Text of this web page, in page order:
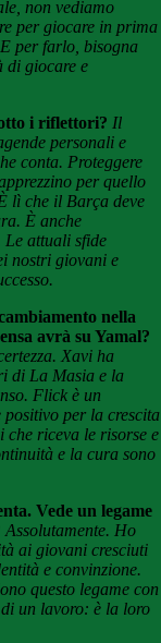
non vediamo
per giocare in prima
per farlo, bisogna
di giocare e
i riflettori? Il
personali e
conta. Proteggere
per quello
lì che il Barça deve
È anche
Le attuali sfide
nostri giovani e
nella
avrà su Yamal?
Xavi ha
di La Masia e la
Flick è un
positivo per la crescita
riceva le risorse e
e la cura sono
Vede un legame
Assolutamente. Ho
ai giovani cresciuti
e convinzione.
questo legame con
un lavoro: è la loro